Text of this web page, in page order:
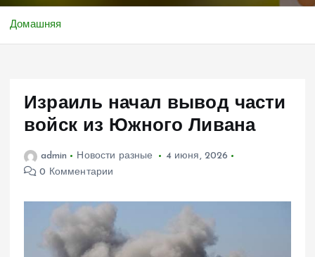
Домашняя
Израиль начал вывод части
войск из Южного Ливана
admin Новости разные
4 июня, 2026
0 Комментарии